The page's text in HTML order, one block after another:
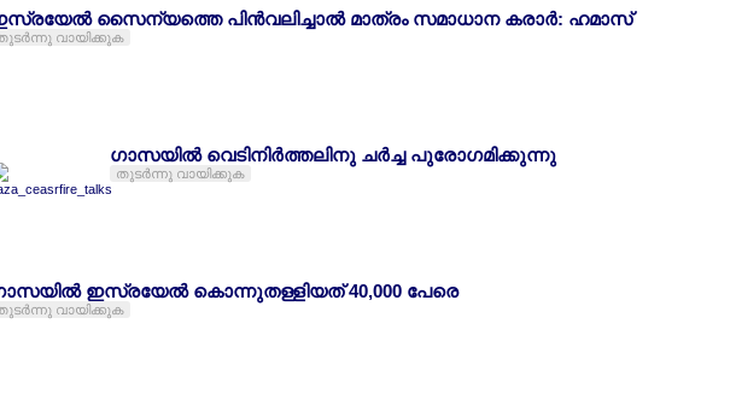
സൈന്യത്തെ പിന്‍വലിച്ചാല്‍ മാത്രം സമാധാന കരാര്‍: ഹമാസ്
വായിക്കുക
ഗാസയില്‍ വെടിനിര്‍ത്തലിനു ചര്‍ച്ച പുരോഗമിക്കുന്നു
തുടര്‍ന്നു വായിക്കുക
ഇസ്രയേല്‍ കൊന്നുതള്ളിയത് 40,000 പേരെ
വായിക്കുക